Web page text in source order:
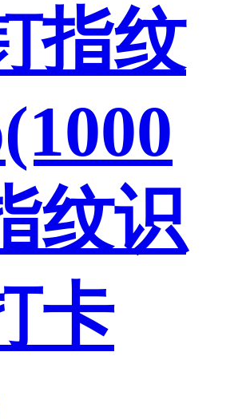
指纹
纹识
卡